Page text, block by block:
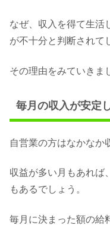
なぜ、収入を得て生活
が不十分と判断されて
その理由をみていきま
毎月の収入が安定
自営業の方はなかなか
収益が多い月もあれば
もあるでしょう。
毎月に決まった額の給